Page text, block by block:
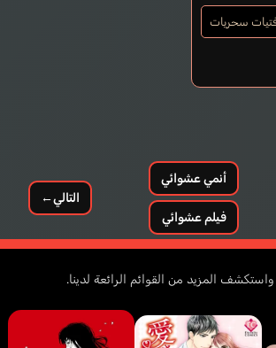
Chiplock Sean
إنجليزي
سحريات
أنمي عشوائي
فيلم عشوائي
التالي←
واستكشف المزيد من القوائم الرائعة لدينا.